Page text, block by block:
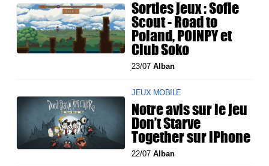
Sorties jeux : Sofie
Scout - Road to
Poland, POINPY et
Club Soko
23/07Alban
JEUX MOBILE
Notre avis sur le jeu
Don’t Starve
Together sur iPhone
22/07Alban